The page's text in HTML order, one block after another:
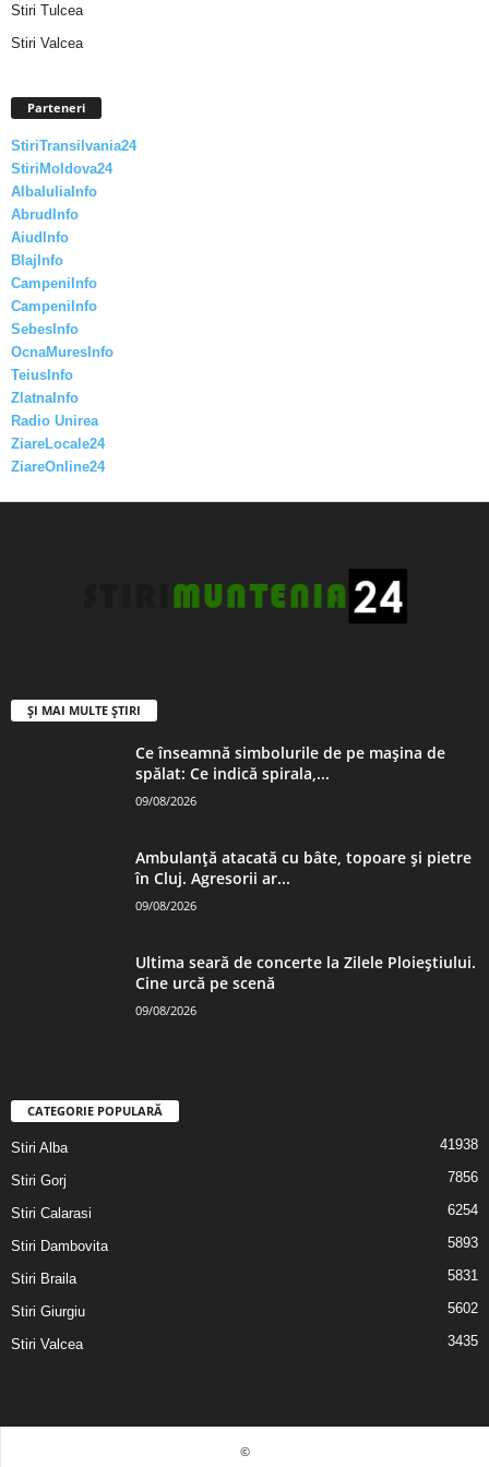
Stiri Tulcea
Stiri Valcea
Parteneri
StiriTransilvania24
StiriMoldova24
AlbaIuliaInfo
AbrudInfo
AiudInfo
BlajInfo
CampeniInfo
CampeniInfo
SebesInfo
OcnaMuresInfo
TeiusInfo
ZlatnaInfo
Radio Unirea
ZiareLocale24
ZiareOnline24
ȘI MAI MULTE ȘTIRI
Ce înseamnă simbolurile de pe mașina de
spălat: Ce indică spirala,...
09/08/2026
Ambulanță atacată cu bâte, topoare și pietre
în Cluj. Agresorii ar...
09/08/2026
Ultima seară de concerte la Zilele Ploieștiului.
Cine urcă pe scenă
09/08/2026
CATEGORIE POPULARĂ
Stiri Alba 41938
Stiri Gorj 7856
Stiri Calarasi 6254
Stiri Dambovita 5893
Stiri Braila 5831
Stiri Giurgiu 5602
Stiri Valcea 3435
©